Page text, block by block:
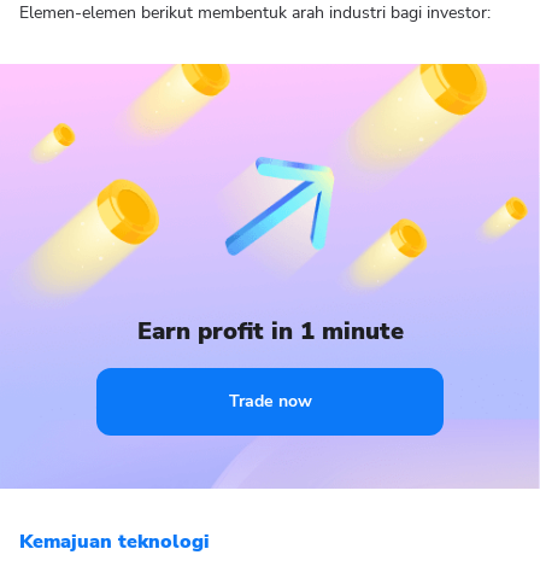
Elemen-elemen berikut membentuk arah industri bagi investor:
Earn profit in 1 minute
Trade now
Kemajuan teknologi